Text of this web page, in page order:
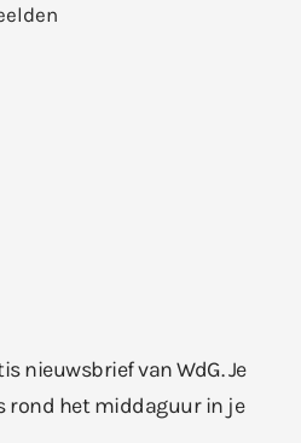
nieuwsbrief van WdG. Je
rond het middaguur in je